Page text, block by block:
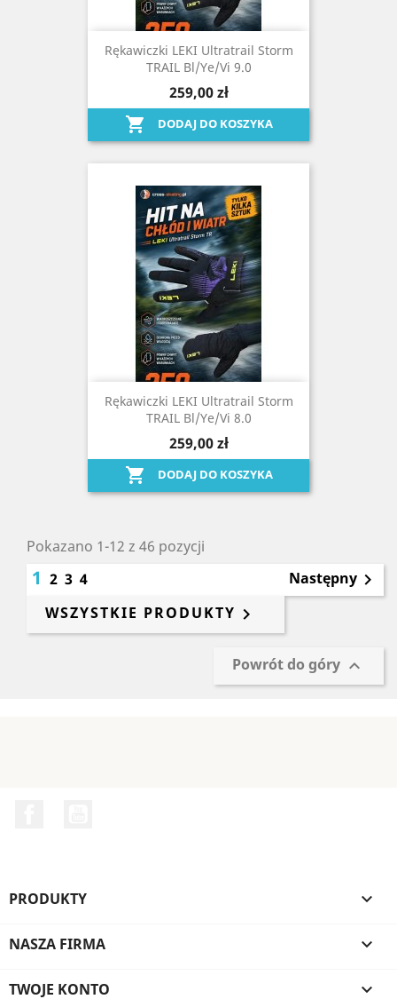
Rękawiczki LEKI Ultratrail Storm
TRAIL Bl/ye/vi 9.0
259,00 zł
 DODAJ DO KOSZYKA
Rękawiczki LEKI Ultratrail Storm
TRAIL Bl/ye/vi 8.0
259,00 zł
 DODAJ DO KOSZYKA
Pokazano 1-12 z 46 pozycji
1 2 3 4 Następny 
WSZYSTKIE PRODUKTY 
Powrót do góry 
PRODUKTY 
NASZA FIRMA 
TWOJE KONTO 